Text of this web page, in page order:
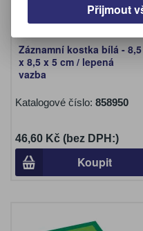
Záznamní kostka bílá - 8,5
x 8,5 x 5 cm / lepená
vazba
Katalogové číslo: 858950
46,60 Kč (bez DPH:)
Koupit
Přijmout